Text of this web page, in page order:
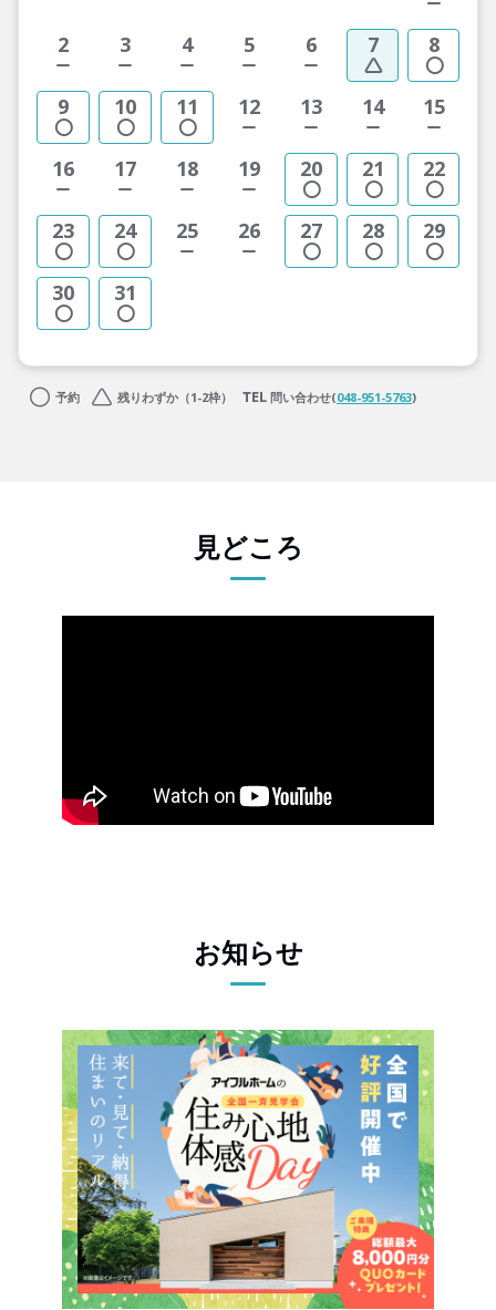
2 3 4 5 6 7 8
9 10 11 12 13 14 15
16 17 18 19 20 21 22
23 24 25 26 27 28 29
30 31
予約 残りわずか（1-2枠） 問い合わせ(048-951-5763)
見どころ
お知らせ